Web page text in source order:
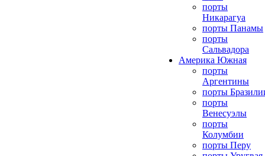
порты
Никарагуа
порты Панамы
порты
Сальвадора
Америка Южная
порты
Аргентины
порты
порты
Венесуэлы
порты
Колумбии
порты Перу